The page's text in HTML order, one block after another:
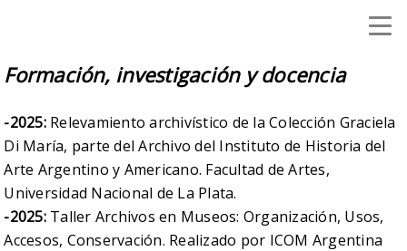
Formación, investigación y docencia
-2025: Relevamiento archivístico de la Colección Graciela
Di María, parte del Archivo del Instituto de Historia del
Arte Argentino y Americano. Facultad de Artes,
Universidad Nacional de La Plata.
-2025: Taller Archivos en Museos: Organización, Usos,
Accesos, Conservación. Realizado por ICOM Argentina